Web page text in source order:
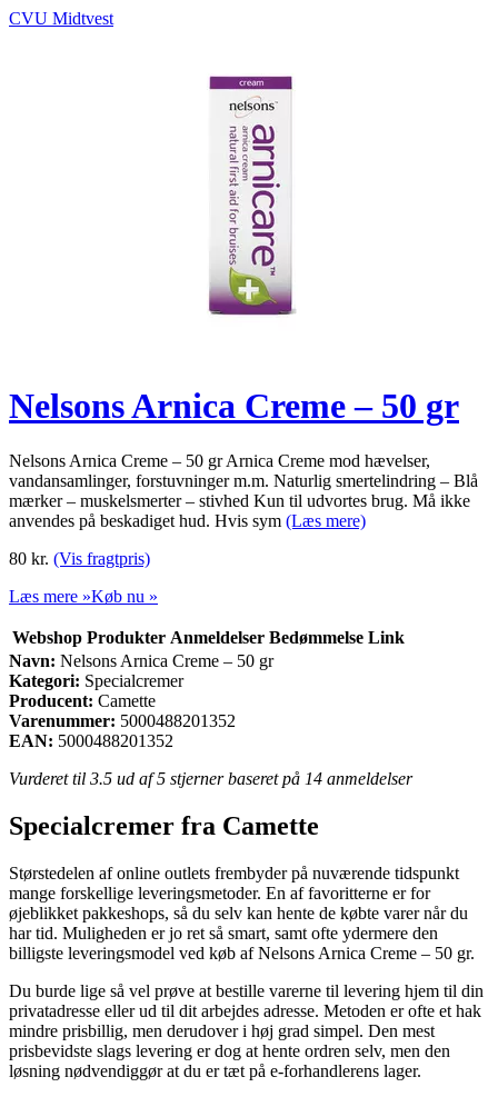
CVU Midtvest
Nelsons Arnica Creme – 50 gr
Nelsons Arnica Creme – 50 gr Arnica Creme mod hævelser,
vandansamlinger, forstuvninger m.m. Naturlig smertelindring – Blå
mærker – muskelsmerter – stivhed Kun til udvortes brug. Må ikke
anvendes på beskadiget hud. Hvis sym (Læs mere)
80 kr. (Vis fragtpris)
Læs mere »Køb nu »
Webshop Produkter Anmeldelser Bedømmelse Link
Navn: Nelsons Arnica Creme – 50 gr
Kategori: Specialcremer
Producent: Camette
Varenummer: 5000488201352
EAN: 5000488201352
Vurderet til 3.5 ud af 5 stjerner baseret på 14 anmeldelser
Specialcremer fra Camette
Størstedelen af online outlets frembyder på nuværende tidspunkt
mange forskellige leveringsmetoder. En af favoritterne er for
øjeblikket pakkeshops, så du selv kan hente de købte varer når du
har tid. Muligheden er jo ret så smart, samt ofte ydermere den
billigste leveringsmodel ved køb af Nelsons Arnica Creme – 50 gr.
Du burde lige så vel prøve at bestille varerne til levering hjem til din
privatadresse eller ud til dit arbejdes adresse. Metoden er ofte et hak
mindre prisbillig, men derudover i høj grad simpel. Den mest
prisbevidste slags levering er dog at hente ordren selv, men den
løsning nødvendiggør at du er tæt på e-forhandlerens lager.